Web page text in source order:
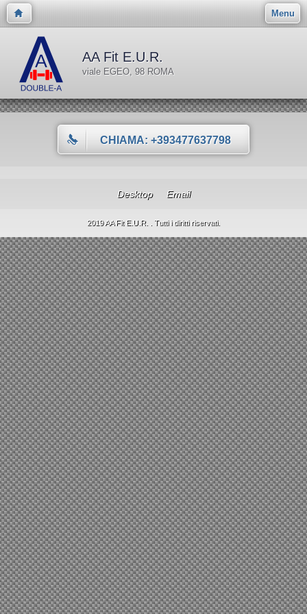
Menu
AA Fit E.U.R.
viale EGEO, 98 ROMA
CHIAMA: +393477637798
Desktop Email
2019 AA Fit E.U.R. . Tutti i diritti riservati.